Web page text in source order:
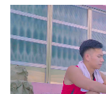
視
訊
播
放
器